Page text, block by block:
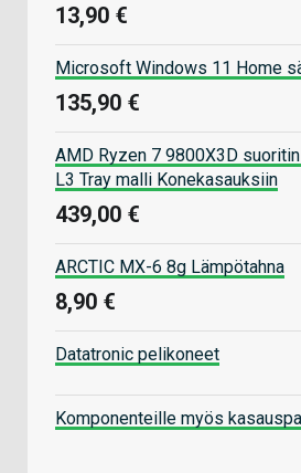
13,90 €
Microsoft Windows 11 Home
135,90 €
AMD Ryzen 7 9800X3D
L3 Tray malli Konekasauksiin
439,00 €
ARCTIC MX-6 8g Lämpötahna
8,90 €
Datatronic pelikoneet
Komponenteille myös